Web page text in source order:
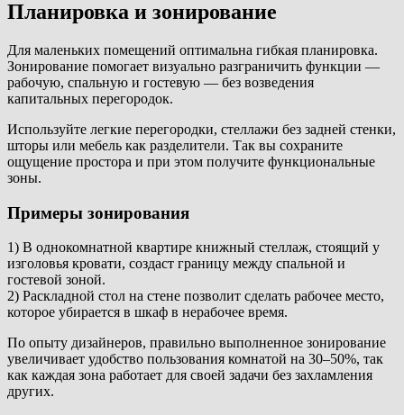
Планировка и зонирование
Для маленьких помещений оптимальна гибкая планировка.
Зонирование помогает визуально разграничить функции —
рабочую, спальную и гостевую — без возведения
капитальных перегородок.
Используйте легкие перегородки, стеллажи без задней стенки,
шторы или мебель как разделители. Так вы сохраните
ощущение простора и при этом получите функциональные
зоны.
Примеры зонирования
1) В однокомнатной квартире книжный стеллаж, стоящий у
изголовья кровати, создаст границу между спальной и
гостевой зоной.
2) Раскладной стол на стене позволит сделать рабочее место,
которое убирается в шкаф в нерабочее время.
По опыту дизайнеров, правильно выполненное зонирование
увеличивает удобство пользования комнатой на 30–50%, так
как каждая зона работает для своей задачи без захламления
других.